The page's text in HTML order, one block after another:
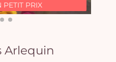
PETIT PRIX
Arlequin